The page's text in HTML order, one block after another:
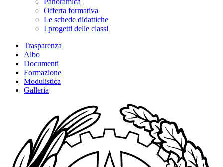
Panoramica
Offerta formativa
Le schede didattiche
I progetti delle classi
Trasparenza
Albo
Documenti
Formazione
Modulistica
Galleria